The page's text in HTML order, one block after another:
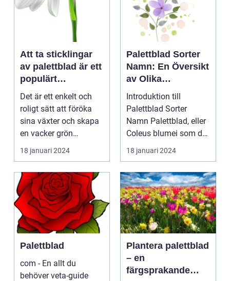
Att ta sticklingar
av palettblad är ett
populärt
hobbyprojekt för
många
trädgårdsentusiast
Det är ett enkelt och
roligt sätt att föröka
sina växter och skapa
en vacker grön
omgivning. I denna...
18 januari 2024
Palettblad Sorter
Namn: En Översikt
av Olika
Variationer och
Egenskaper
Introduktion till
Palettblad Sorter
Namn Palettblad, eller
Coleus blumei som det
vetenskapligt kall...
18 januari 2024
Palettblad
com - En allt du
behöver veta-guide
Plantera palettblad
– en
färgsprakande